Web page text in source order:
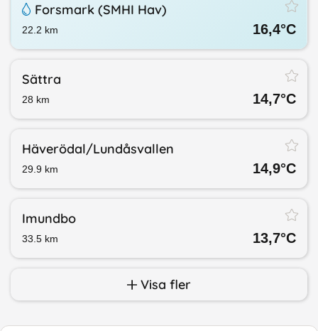
Forsmark (SMHI Hav)
22.2 km 16,4°C
Sättra
28 km 14,7°C
Häverödal/​Lundåsvallen
29.9 km 14,9°C
Imundbo
33.5 km 13,7°C
Visa fler